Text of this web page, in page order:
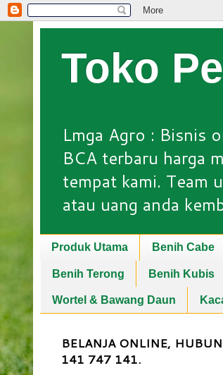
Toko
Lmga Agro : Bisnis
BCA terbaru harga
tempat kami. Team
atau uang anda
Produk Utama Benih Cabe
Benih Terong Benih Kubis
Wortel & Bawang Daun
BELANJA ONLINE,
141 747 141.